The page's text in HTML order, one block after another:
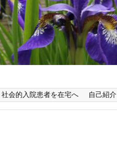
社会的入院患者を在宅へ 自己紹介